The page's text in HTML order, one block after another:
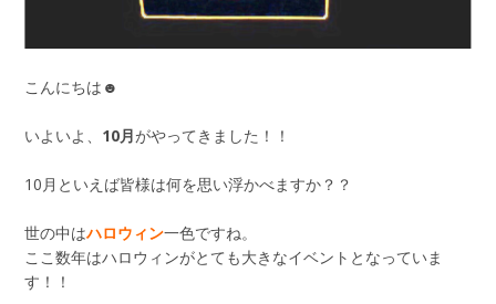
こんにちは☻
いよいよ、 10月がやってきました！！
10月といえば皆様は何を思い浮かべますか？？
世の中はハロウィン一色ですね。
ここ数年はハロウィンがとても大きなイベントとなっていま
す！！